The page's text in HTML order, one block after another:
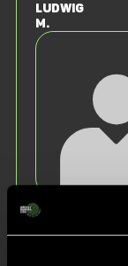
Ludwig
M.
Mathis